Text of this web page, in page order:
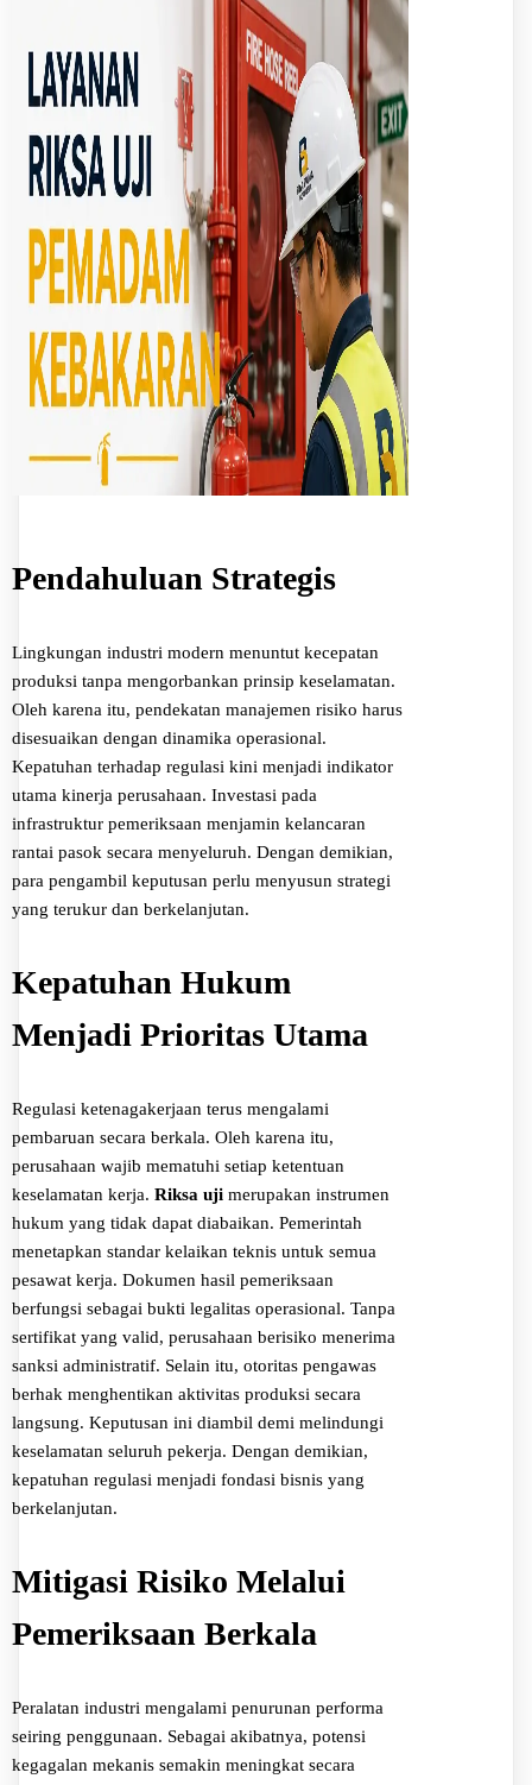
Pendahuluan Strategis
Lingkungan industri modern menuntut kecepatan
produksi tanpa mengorbankan prinsip keselamatan.
Oleh karena itu, pendekatan manajemen risiko harus
disesuaikan dengan dinamika operasional.
Kepatuhan terhadap regulasi kini menjadi indikator
utama kinerja perusahaan. Investasi pada
infrastruktur pemeriksaan menjamin kelancaran
rantai pasok secara menyeluruh. Dengan demikian,
para pengambil keputusan perlu menyusun strategi
yang terukur dan berkelanjutan.
Kepatuhan Hukum
Menjadi Prioritas Utama
Regulasi ketenagakerjaan terus mengalami
pembaruan secara berkala. Oleh karena itu,
perusahaan wajib mematuhi setiap ketentuan
keselamatan kerja. Riksa uji merupakan instrumen
hukum yang tidak dapat diabaikan. Pemerintah
menetapkan standar kelaikan teknis untuk semua
pesawat kerja. Dokumen hasil pemeriksaan
berfungsi sebagai bukti legalitas operasional. Tanpa
sertifikat yang valid, perusahaan berisiko menerima
sanksi administratif. Selain itu, otoritas pengawas
berhak menghentikan aktivitas produksi secara
langsung. Keputusan ini diambil demi melindungi
keselamatan seluruh pekerja. Dengan demikian,
kepatuhan regulasi menjadi fondasi bisnis yang
berkelanjutan.
Mitigasi Risiko Melalui
Pemeriksaan Berkala
Peralatan industri mengalami penurunan performa
seiring penggunaan. Sebagai akibatnya, potensi
kegagalan mekanis semakin meningkat secara